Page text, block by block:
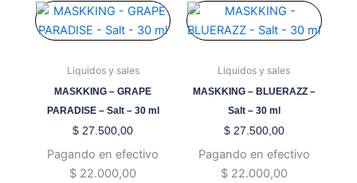
Liquidos y sales
MASKKING – GRAPE
PARADISE – Salt – 30 ml
$ 27.500,00
Pagando en efectivo
$ 22.000,00
Este
producto
múltiples
variantes.
Las
opciones
pueden
Liquidos y sales
MASKKING – BLUERAZZ –
Salt – 30 ml
$27.500,00
Pagando en efectivo
$22.000,00
Este
producto
múltiples
variantes.
Las
opciones
pueden